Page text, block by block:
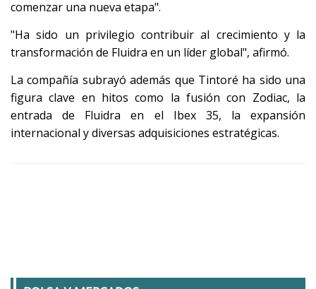
comenzar una nueva etapa".
"Ha sido un privilegio contribuir al crecimiento y la
transformación de Fluidra en un líder global", afirmó.
La compañía subrayó además que Tintoré ha sido una
figura clave en hitos como la fusión con Zodiac, la
entrada de Fluidra en el Ibex 35, la expansión
internacional y diversas adquisiciones estratégicas.